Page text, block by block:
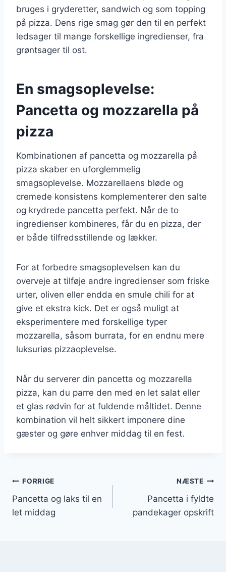
bruges i gryderetter, sandwich og som topping
på pizza. Dens rige smag gør den til en perfekt
ledsager til mange forskellige ingredienser, fra
grøntsager til ost.
En smagsoplevelse:
Pancetta og mozzarella på
pizza
Kombinationen af pancetta og mozzarella på
pizza skaber en uforglemmelig
smagsoplevelse. Mozzarellaens bløde og
cremede konsistens komplementerer den salte
og krydrede pancetta perfekt. Når de to
ingredienser kombineres, får du en pizza, der
er både tilfredsstillende og lækker.
For at forbedre smagsoplevelsen kan du
overveje at tilføje andre ingredienser som friske
urter, oliven eller endda en smule chili for at
give et ekstra kick. Det er også muligt at
eksperimentere med forskellige typer
mozzarella, såsom burrata, for en endnu mere
luksuriøs pizzaoplevelse.
Når du serverer din pancetta og mozzarella
pizza, kan du parre den med en let salat eller
et glas rødvin for at fuldende måltidet. Denne
kombination vil helt sikkert imponere dine
gæster og gøre enhver middag til en fest.
Indlægsnavigation
FORRIGE
Pancetta og laks til en
let middag
NÆSTE
Pancetta i fyldte
pandekager opskrift